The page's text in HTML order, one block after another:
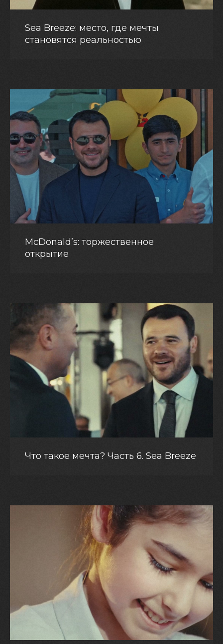
Sea Breeze: место, где мечты
становятся реальностью
McDonald’s: торжественное
открытие
Что такое мечта? Часть 6. Sea Breeze